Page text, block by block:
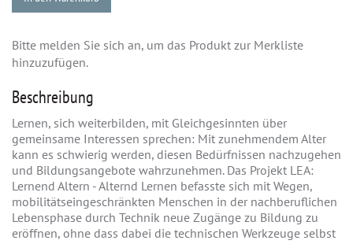
Bitte melden Sie sich an, um das Produkt zur Merkliste
hinzuzufügen.
Beschreibung
Lernen, sich weiterbilden, mit Gleichgesinnten über
gemeinsame Interessen sprechen: Mit zunehmendem Alter
kann es schwierig werden, diesen Bedürfnissen nachzugehen
und Bildungsangebote wahrzunehmen. Das Projekt LEA:
Lernend Altern - Alternd Lernen befasste sich mit Wegen,
mobilitätseingeschränkten Menschen in der nachberuflichen
Lebensphase durch Technik neue Zugänge zu Bildung zu
eröffnen, ohne dass dabei die technischen Werkzeuge selbst